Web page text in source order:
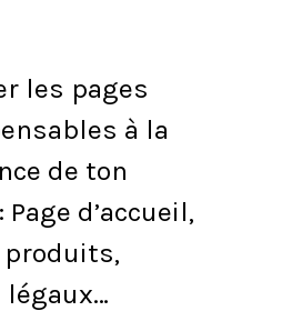
les pages
à la
de ton
d’accueil,